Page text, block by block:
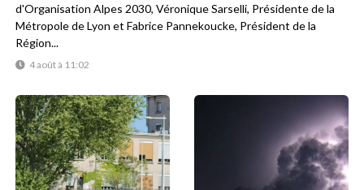
4 août à 11:02
d'Organisation Alpes 2030, Véronique Sarselli, Présidente de la
Métropole de Lyon et Fabrice Pannekoucke, Président de la
Région...